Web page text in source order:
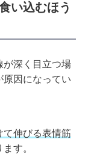
い込むほう
が深く目立つ場
原因になってい
て伸びる表情筋
す。